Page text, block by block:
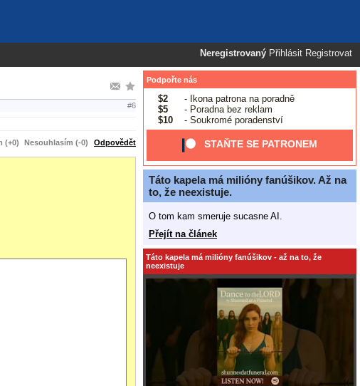
Neregistrovaný Přihlásit Registrovat
#6
(+0) Nesouhlasím (-0) Odpovědět
Podpořte nás
$2
- Ikona patrona na poradně
$5
- Poradna bez reklam
$10
- Soukromé poradenství
STAŇTE SE PATRONEM
Táto kapela má milióny fanúšikov. Až na
to, že neexistuje.
O tom kam smeruje sucasne AI.
Přejít na článek
Táto kapela má milióny fanúšikov - až na to, že
neexistuje